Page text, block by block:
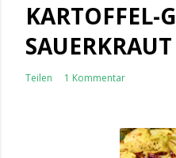
KARTOFFEL-
SAUERKRAUT
Teilen 1 Kommentar